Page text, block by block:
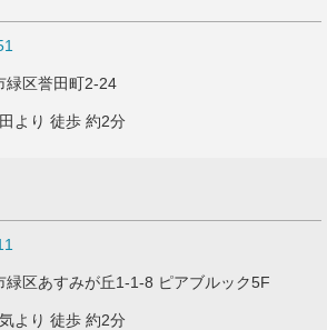
緑区誉田町2-24
より 徒歩 約2分
緑区あすみが丘1-1-8 ピアブルック5F
より 徒歩 約2分